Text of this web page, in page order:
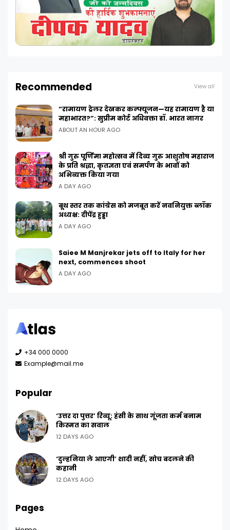
Recommended View all
“रामायण ट्रेलर देखकर कन्फ्यूजन—यह रामायण है या
महाभारत?”: सुप्रीम कोर्ट अधिवक्ता डॉ. भारत नागर
ABOUT AN HOUR AGO
श्री गुरु पूर्णिमा महोत्सव में दिव्य गुरु आशुतोष महाराज
के प्रति श्रद्धा, कृतज्ञता एवं समर्पण के भावों को
अभिव्यक्त किया गया
A DAY AGO
बूथ स्तर तक कांग्रेस को मजबूत करें नवनियुक्त ब्लॉक
अध्यक्ष: दीपेंद्र हुड्डा
A DAY AGO
Saiee M Manjrekar jets off to Italy for her
next, commences shoot
A DAY AGO
+34 000 0000
Example@mail.me
Popular
‘उत्तर दा पुत्तर’ रिव्यू: हंसी के साथ गूंजता कर्म बनाम
किस्मत का सवाल
12 DAYS AGO
‘दुल्हनिया ले आएगी’ शादी नहीं, सोच बदलने की
कहानी
12 DAYS AGO
Pages